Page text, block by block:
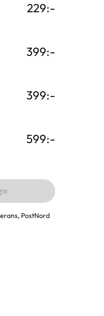
229:-
399:-
399:-
599:-
PostNord